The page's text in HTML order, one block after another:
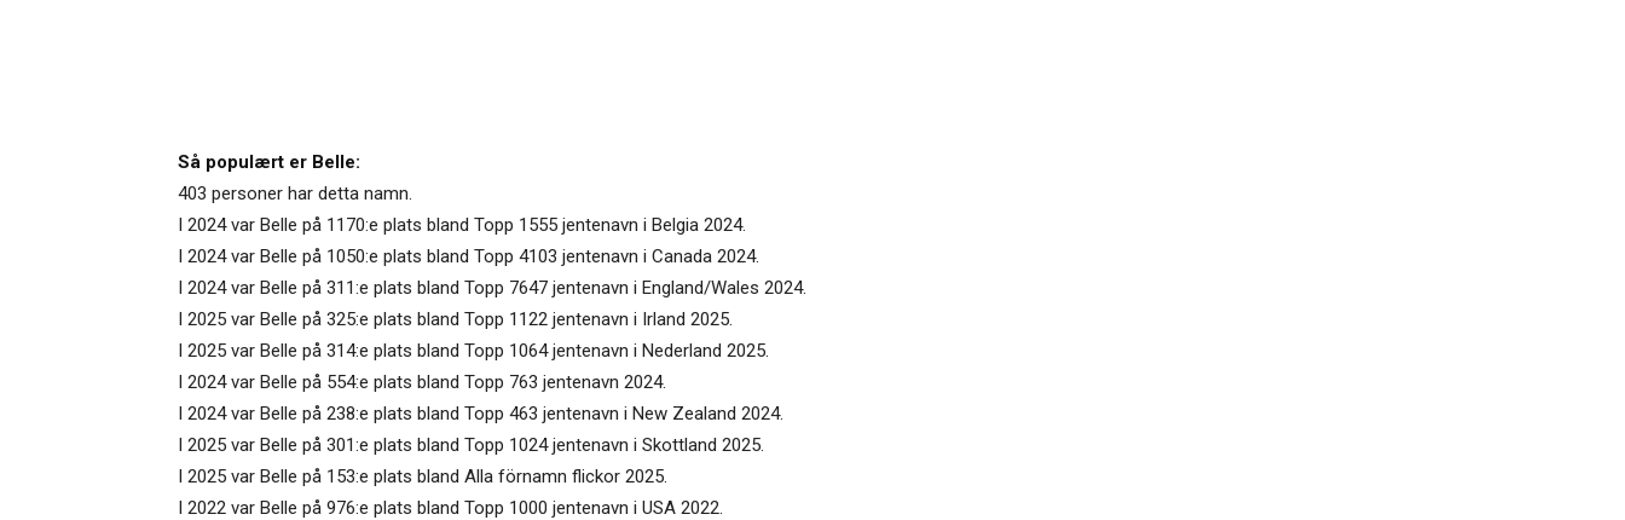
Så populært er Belle:
403 personer har detta namn.
I 2024 var Belle på 1170:e plats bland Topp 1555 jentenavn i Belgia 2024.
I 2024 var Belle på 1050:e plats bland Topp 4103 jentenavn i Canada 2024.
I 2024 var Belle på 311:e plats bland Topp 7647 jentenavn i England/Wales 2024.
I 2025 var Belle på 325:e plats bland Topp 1122 jentenavn i Irland 2025.
I 2025 var Belle på 314:e plats bland Topp 1064 jentenavn i Nederland 2025.
I 2024 var Belle på 554:e plats bland Topp 763 jentenavn 2024.
I 2024 var Belle på 238:e plats bland Topp 463 jentenavn i New Zealand 2024.
I 2025 var Belle på 301:e plats bland Topp 1024 jentenavn i Skottland 2025.
I 2025 var Belle på 153:e plats bland Alla förnamn flickor 2025.
I 2022 var Belle på 976:e plats bland Topp 1000 jentenavn i USA 2022.